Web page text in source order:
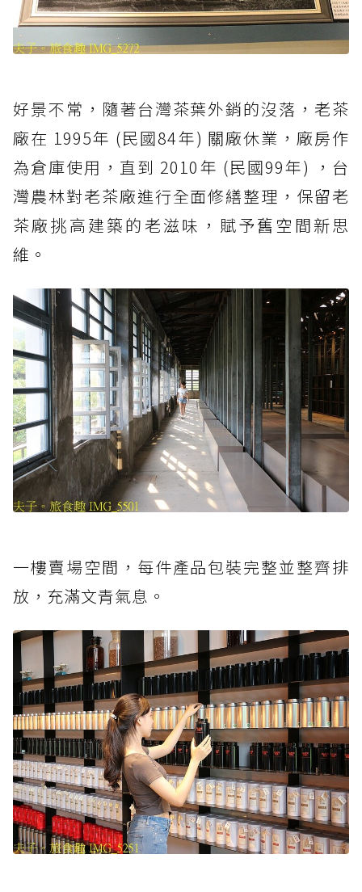
好景不常，隨著台灣茶葉外銷的沒落，老茶
廠在 1995年 (民國84年) 關廠休業，廠房作
為倉庫使用，直到 2010年 (民國99年) ，台
灣農林對老茶廠進行全面修繕整理，保留老
茶廠挑高建築的老滋味，賦予舊空間新思
維。
一樓賣場空間，每件產品包裝完整並整齊排
放，充滿文青氣息。